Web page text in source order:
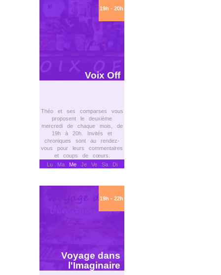
19h - 20h
Voix Off
Théo et ses comparses vous
proposent le deuxième
mercredi de chaque mois, de
19h à 20h. Invités et
chroniques sont au rendez-
vous pour leurs commentaires
et coups de cœurs.
Lu Ma
MeJe Ve Sa Di
19h - 22h
Voyage dans
l'Imaginaire